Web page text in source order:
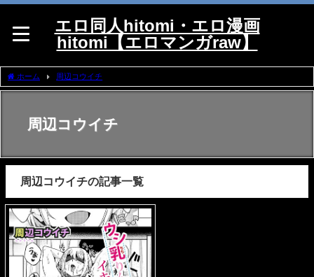
エロ同人hitomi・エロ漫画
hitomi【エロマンガraw】
ホーム 周辺コウイチ
周辺コウイチ
周辺コウイチの記事一覧